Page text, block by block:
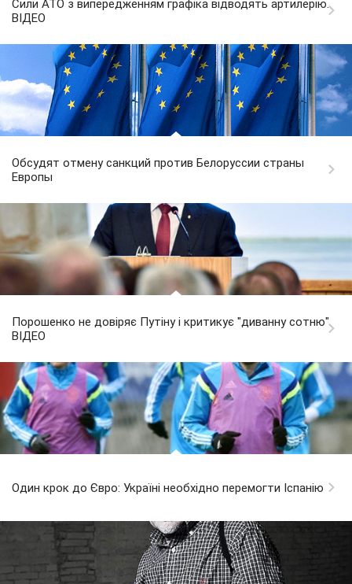
Сили АТО з випередженням графіка відводять артилерію.
ВІДЕО
Обсудят отмену санкций против Белоруссии страны
Европы
Порошенко не довіряє Путіну і критикує "диванну сотню".
ВІДЕО
Один крок до Євро: Україні необхідно перемогти Іспанію